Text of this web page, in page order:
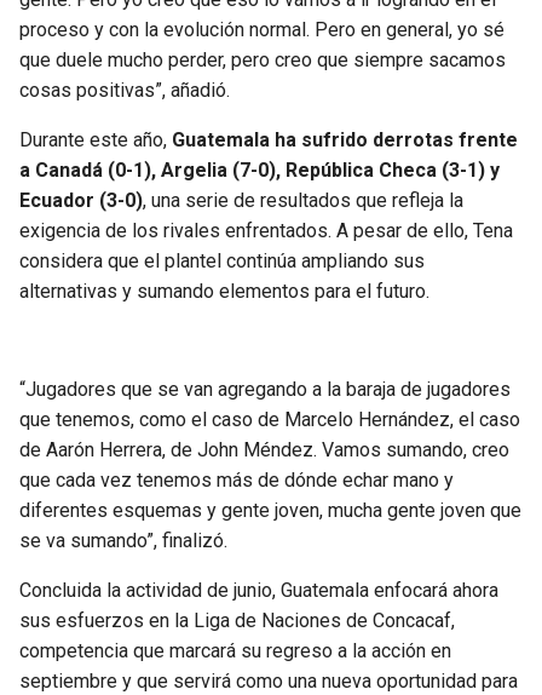
proceso y con la evolución normal. Pero en general, yo sé
que duele mucho perder, pero creo que siempre sacamos
cosas positivas”, añadió.
Durante este año, Guatemala ha sufrido derrotas frente
a Canadá (0-1), Argelia (7-0), República Checa (3-1) y
Ecuador (3-0), una serie de resultados que refleja la
exigencia de los rivales enfrentados. A pesar de ello, Tena
considera que el plantel continúa ampliando sus
alternativas y sumando elementos para el futuro.
“Jugadores que se van agregando a la baraja de jugadores
que tenemos, como el caso de Marcelo Hernández, el caso
de Aarón Herrera, de John Méndez. Vamos sumando, creo
que cada vez tenemos más de dónde echar mano y
diferentes esquemas y gente joven, mucha gente joven que
se va sumando”, finalizó.
Concluida la actividad de junio, Guatemala enfocará ahora
sus esfuerzos en la Liga de Naciones de Concacaf,
competencia que marcará su regreso a la acción en
septiembre y que servirá como una nueva oportunidad para